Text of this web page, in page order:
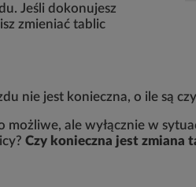
Jeśli dokonujesz
zmieniać tablic
nie jest konieczna, o ile są
ale wyłącznie w
Czy konieczna jest zmiana